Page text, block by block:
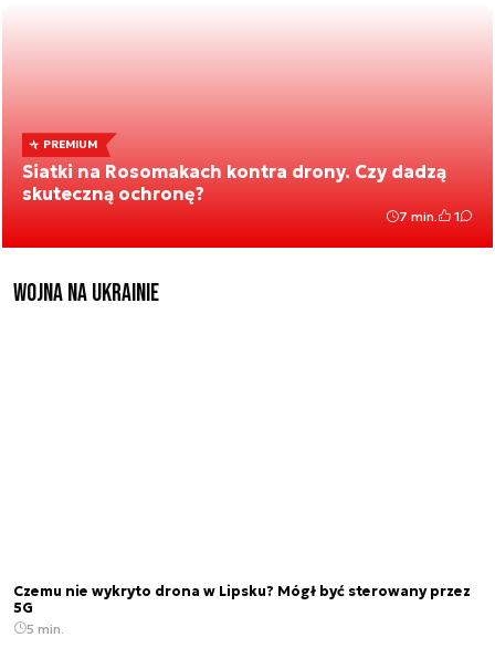
PREMIUM
Siatki na Rosomakach kontra drony. Czy dadzą
skuteczną ochronę?
7 min. 1
Wojna na Ukrainie
Czemu nie wykryto drona w Lipsku? Mógł być sterowany przez
5G
5 min.